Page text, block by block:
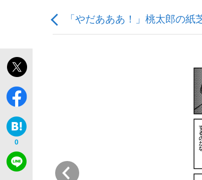
「敗因分析は一切聞かれなかった」
観る将棋、読む将棋
「やだあああ！」桃太郎の
0